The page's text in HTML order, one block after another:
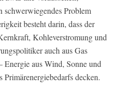
schwerwiegendes Problem
besteht darin, dass der
Kohleverstromung und
auch aus Gas
Energie aus Wind, Sonne und
Primärenergiebedarfs decken.